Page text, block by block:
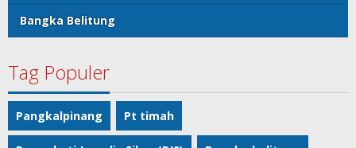
Bangka Belitung
Tag Populer
Pangkalpinang Pt timah